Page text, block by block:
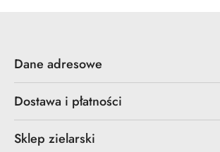
Dane adresowe
Dostawa i płatności
Sklep zielarski